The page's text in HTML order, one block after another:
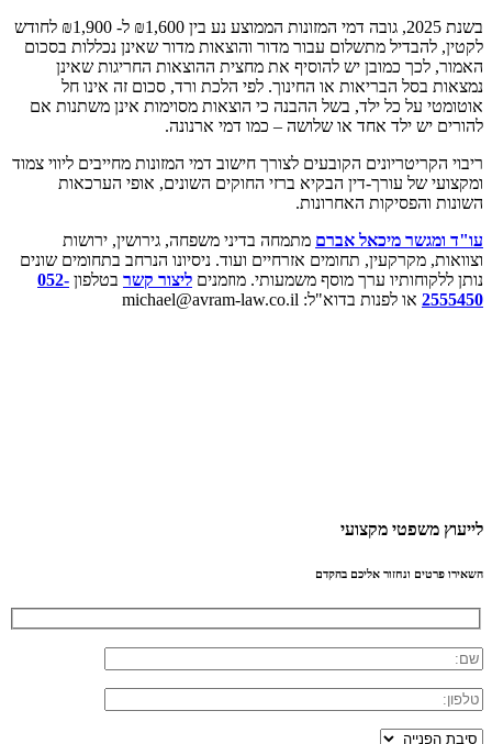
בשנת 2025, גובה דמי המזונות הממוצע נע בין ₪1,600 ל- ₪1,900 לחודש
לקטין, להבדיל מתשלום עבור מדור והוצאות מדור שאינן נכללות בסכום
האמור, לכך כמובן יש להוסיף את מחצית ההוצאות החריגות שאינן
נמצאות בסל הבריאות או החינוך. לפי הלכת ורד, סכום זה אינו חל
אוטומטי על כל ילד, בשל ההבנה כי הוצאות מסוימות אינן משתנות אם
להורים יש ילד אחד או שלושה – כמו דמי ארנונה.
ריבוי הקריטריונים הקובעים לצורך חישוב דמי המזונות מחייבים ליווי צמוד
ומקצועי של עורך-דין הבקיא ברזי החוקים השונים, אופי הערכאות
השונות והפסיקות האחרונות.
עו"ד ומגשר מיכאל אברם מתמחה בדיני משפחה, גירושין, ירושות
וצוואות, מקרקעין, תחומים אזרחיים ועוד. ניסיונו הנרחב בתחומים שונים
נותן ללקוחותיו ערך מוסף משמעותי. מוזמנים ליצור קשר בטלפון 052-
2555450 או לפנות בדוא"ל: michael@avram-law.co.il
לייעוץ משפטי מקצועי
השאירו פרטים ונחזור אליכם בהקדם